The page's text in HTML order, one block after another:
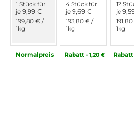
1 Stück für
je 9,99 €
199,80 € /
1kg
Normal­preis
4 Stück für
je9,69 €
193,80 € /
1kg
Rabatt-1,20 €
12
je
1kg